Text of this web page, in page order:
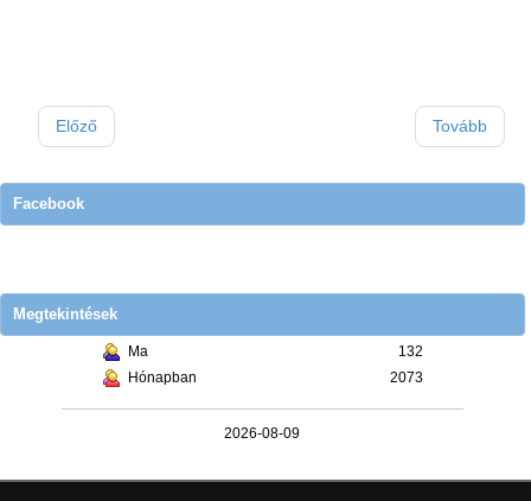
Előző Tovább
Facebook
Megtekintések
Ma
132
Hónapban
2073
2026-08-09